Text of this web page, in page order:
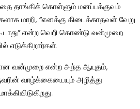
தாங்கிக் கொள்ளும் மனப்பக்குவம்
மாறி, “எனக்கு கிடைக்காதவள் வேறு
என்ற வெறி கொண்டு வன்முறை
எடுக்கிறார்கள்.
வன்முறை என்ற அந்த ஆயுதம்,
வாழ்க்கையையும் அழித்து